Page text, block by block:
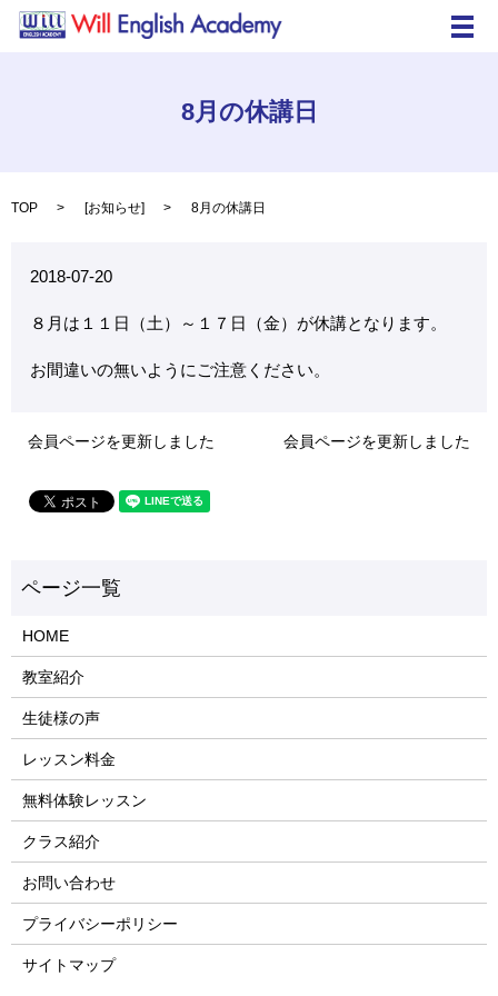
メ
8月の休講日
TOP [お知らせ] 8月の休講日
2018-07-20
８月は１１日（土）～１７日（金）が休講となります。
お間違いの無いようにご注意ください。
会員ページを更新しました 会員ページを更新しました
HOME
教室紹介
生徒様の声
レッスン料金
無料体験レッスン
クラス紹介
お問い合わせ
プライバシーポリシー
サイトマップ